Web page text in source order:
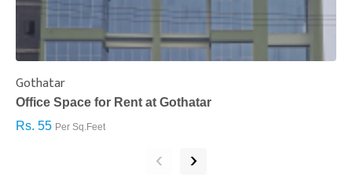
Gothatar
Office Space for Rent at Gothatar
Rs. 55 Per Sq.Feet
‹ ›